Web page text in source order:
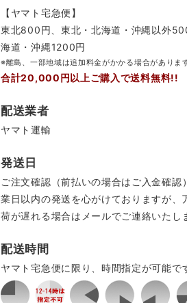
【ヤマト宅急便】
東北800円、東北・北海道・沖縄以外
海道・沖縄1200円
※離島、一部地域は追加料金がかかる場合がありま
合計20,000円以上ご購入で送料無料!!
配送業者
ヤマト運輸
発送日
ご注文確認（前払いの場合はご入金確認
業日以内の発送を心がけておりますが、
荷が遅れる場合はメールでご連絡いたし
配送時間
ヤマト宅急便に限り、時間指定が可能で